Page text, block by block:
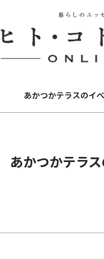
あかつかテラスのイ
あかつかテラ